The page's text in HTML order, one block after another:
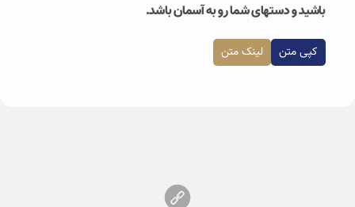
باشید و دستهای شما رو به آسمان باشد.
کپی متن لینک متن